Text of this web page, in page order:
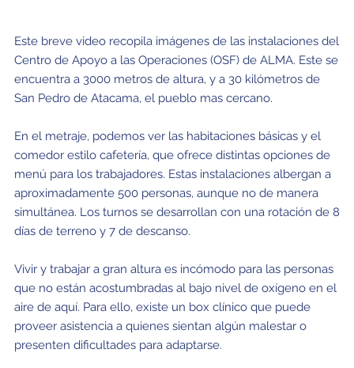
Campo Profundo
Formación de galaxias tempranas
Detección de planetas extrasolares en formación
Estrellas
Polvo y moléculas en el espacio (Astroquímica)
Tecnologías
Fibra óptica
Correlacionador
Cómo se gestionan las observaciones con ALMA
Chile: Capital Astronómica
Investigación en Chile
Recursos Humanos y Tecnología
Colaboración con Universidades
Infraestructura de Telecomunicaciones
Apoyo a la Comunidad Local
Educación y Divulgación
Inmunidades
ALMA: una organización basada en datos
Equipo humano
Directorio ALMA
Comités ALMA
Miembros de ASAC
Equipo Científico JAO
Siglas del sitio
Tour virtual – Charlas
Sonidos de ALMA
Copyright
Visitantes
Destacados Ciencia JAO
Publicaciones JAO
Eventos y Reuniones JAO
Artículos Científicos Destacados
Portal de Ciencia ALMA
Portal de Ciencia ALMA (NAOJ)
Portal de Ciencia ALMA (NRAO)
Portal de Ciencia ALMA (ESO)
Centros Regionales de ALMA (ARC)
ARC Asia Oriental
ARC América del Norte
ARC Europa
Publica tus resultados en la prensa
Plantillas Power Point ALMA
Conferencia ALMA a 10 años
Radioastronomía para Profesores
Descargas
Glosario
Tours virtuales
Tour virtual – Charlas
Tour virtual – 360
Serie Animada: #WAWUA
Cómics: Las Aventuras de Talma
Visitas Educacionales
Solicitud de charlas de astrónomos y/o ingenieros
Ficha básica de ALMA
Prensa
B-rolls
Solicita una Entrevista
ALMA en los Medios
Visitas de Prensa
Tours virtuales
Tour virtual – Charlas
Tour virtual – 360
Ficha básica de ALMA
Este breve video recopila imágenes de las instalaciones del
Centro de Apoyo a las Operaciones (OSF) de ALMA. Este se
encuentra a 3000 metros de altura, y a 30 kilómetros de
San Pedro de Atacama, el pueblo mas cercano.
En el metraje, podemos ver las habitaciones básicas y el
comedor estilo cafetería, que ofrece distintas opciones de
menú para los trabajadores. Estas instalaciones albergan a
aproximadamente 500 personas, aunque no de manera
simultánea. Los turnos se desarrollan con una rotación de 8
días de terreno y 7 de descanso.
Vivir y trabajar a gran altura es incómodo para las personas
que no están acostumbradas al bajo nivel de oxígeno en el
aire de aquí. Para ello, existe un box clínico que puede
proveer asistencia a quienes sientan algún malestar o
presenten dificultades para adaptarse.